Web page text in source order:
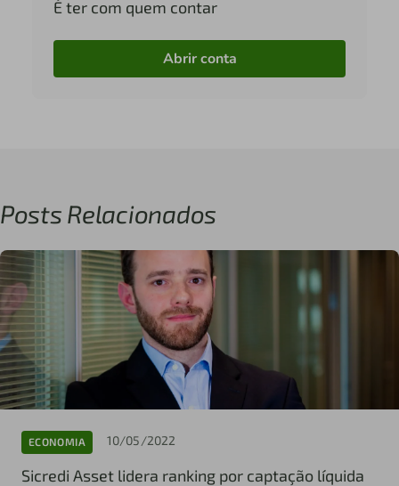
É ter com quem contar
Abrir conta
Posts Relacionados
ECONOMIA 10/05/2022
Sicredi Asset lidera ranking por captação líquida